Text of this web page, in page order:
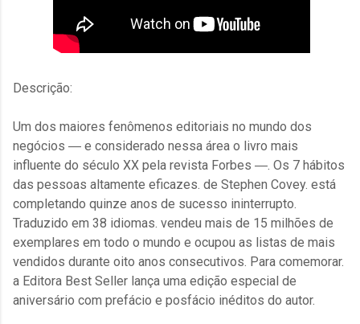
Descrição:
Um dos maiores fenômenos editoriais no mundo dos
negócios ― e considerado nessa área o livro mais
influente do século XX pela revista Forbes ―. Os 7 hábitos
das pessoas altamente eficazes. de Stephen Covey. está
completando quinze anos de sucesso ininterrupto.
Traduzido em 38 idiomas. vendeu mais de 15 milhões de
exemplares em todo o mundo e ocupou as listas de mais
vendidos durante oito anos consecutivos. Para comemorar.
a Editora Best Seller lança uma edição especial de
aniversário com prefácio e posfácio inéditos do autor.